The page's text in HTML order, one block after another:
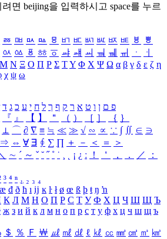
면 beijing을 입력하시고 space를 누르
ㅭ ㅮ ㅯ ㅰ ㅱ ㅲ ㅳ ㅴ ㅵ ㅶ ㅷ ㅸ
ㅹ
ㆂ ㆃ ㆄ ㆅ ㆆ ㆇ ㆈ ㆉ ㆊ ㆋ ㆌ ㆍ
ㆎ
Μ Ν Ξ Ο Π Ρ Σ ΤΥ Φ Χ Ψ Ω α β γ δ ε ζ η
χ ψ ω
פ ם ן ו ט א ר ק ף ך ל ח י ע כ ג ד
『 』 【 】 ＂ （ ） ［ ］ ｛ ｝
⊥ ⌒ ∂ ∇ ≡ ≒ ≪ ≫ √ ∽ ∝ ∵ ∫ ∬ ∈ ∋
⇒ ⇔ ∀ ∃ ∮ ∑ ∏ ＋ － ＜ ＝
＞
∼ ´ ～ ˇ ˘ ˝ ˚ ˙ ¸ ¡ ¿ ː ！ ＇ ， ． ／
：
³ ⁴ ⁿ ₁ ₂ ₃ ₄
æ đ ð ħ ı ĳ ĸ ŀ ł ø œ ß þ ŧ ŋ ŉ
К Л М Н О П Р С Т У Ф Х Ц Ч Ш Щ Ъ
ж з и й к л м н о п р с т у ф х ц ч ш щ ъ
＄ ％ Ｆ ￦ ㎕ ㎖ ㎗ ℓ ㎘ ㏄ ㎣ ㎤ ㎥ ㎦